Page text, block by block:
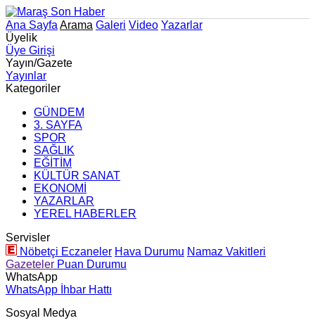
Ana Sayfa Arama Galeri Video Yazarlar
Üyelik
Üye Girişi
Yayın/Gazete
Yayınlar
Kategoriler
GÜNDEM
3. SAYFA
SPOR
SAĞLIK
EĞİTİM
KÜLTÜR SANAT
EKONOMİ
YAZARLAR
YEREL HABERLER
Servisler
Nöbetçi Eczaneler Hava Durumu Namaz Vakitleri
Gazeteler Puan Durumu
WhatsApp
WhatsApp İhbar Hattı
Sosyal Medya